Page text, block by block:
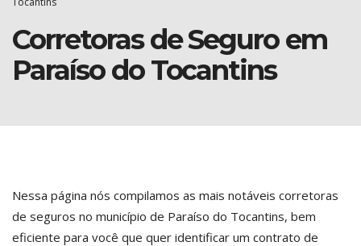
Corretoras de Seguro em
Paraíso do Tocantins
Nessa página nós compilamos as mais notáveis corretoras
de seguros no município de Paraíso do Tocantins, bem
eficiente para você que quer identificar um contrato de